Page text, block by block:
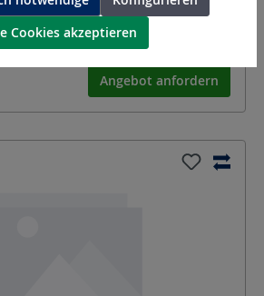
Ø 22 x 20mm
6 x 35mm
Angebot anfordern
Cookies akzeptieren